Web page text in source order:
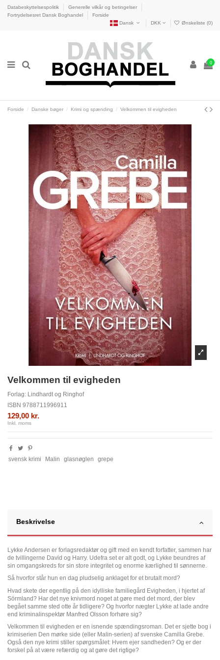
Databeskyttelsespolitik
Generelle vilkår og betingelser
Fortrydelsesret Dansk Boghandel
Forside
Dansk
DKK Ønskeliste (0)
0
Forside Danske bøger Krimi og spænding Velkommen til evigheden
Velkommen til evigheden
Forlag: Lindhardt og Ringhof
ISBN 9788711996911
129,00 kr.
Inkl. moms
svensk krimi Malin glasnøglen grepe
Beskrivelse
Lykke Andersen er forlagsredaktør og gift med en kendt forfatter, sammen har
de tvillingerne David og Harry. Udefra set er alt godt, og Lykke beundres af
sin omgangskreds for sin store integritet og enorme kærlighed til sønnerne.
Så hvorfor står hun en dag pludselig anklaget for et brutalt mord?
Hvad skete der egentlig på den idylliske familiegård Evigheden, i hjertet af
Sörmland? Har det nye knivmord noget at gøre med det mord, der blev
begået samme sted otte år tidligere? Og hvorfor nægter Lykke at lade andre
end kriminalinspektør Manfred Olsson forhøre sig?
Velkommen til evigheden er en isnende spændingsroman. Det er sjette bog i
krimiserien Den mørke side (eller Malin-serien) af svenske Camilla Grebe.
Også den nye krimi stiller spørgsmålet: Hvem ejer sandheden? Og er der
forskel på at være refærdig og at gøre det rigtige?